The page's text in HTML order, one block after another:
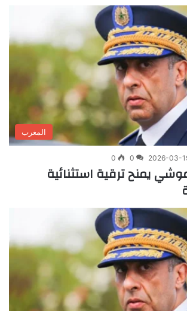
المغرب
2026-03-
0
0
يمنح ترقية استثنائية